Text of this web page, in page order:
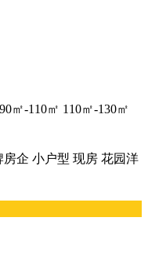
90㎡-110㎡ 110㎡-130㎡
房企 小户型 现房 花园洋